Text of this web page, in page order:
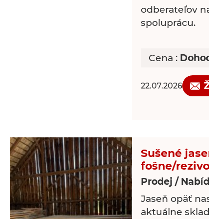
Neváhajte,
cenu sa dlho na
odberateľov na
spoluprácu.
Cena :
22.07.2026
Sušené
fošne/rezivo
Prodej /
Jaseň opäť
aktuálne